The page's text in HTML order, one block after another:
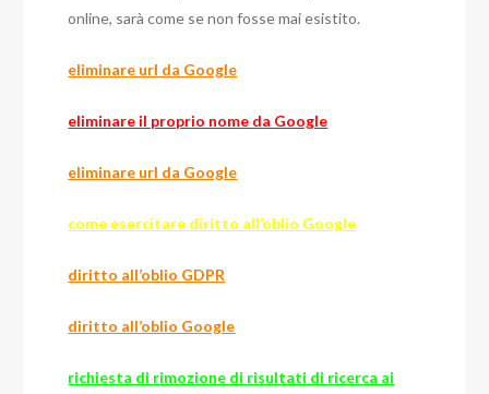
online, sarà come se non fosse mai esistito.
eliminare url da Google
eliminare il proprio nome da Google
eliminare url da Google
come esercitare diritto all’oblio Google
diritto all’oblio GDPR
diritto all’oblio Google
richiesta di rimozione di risultati di ricerca ai